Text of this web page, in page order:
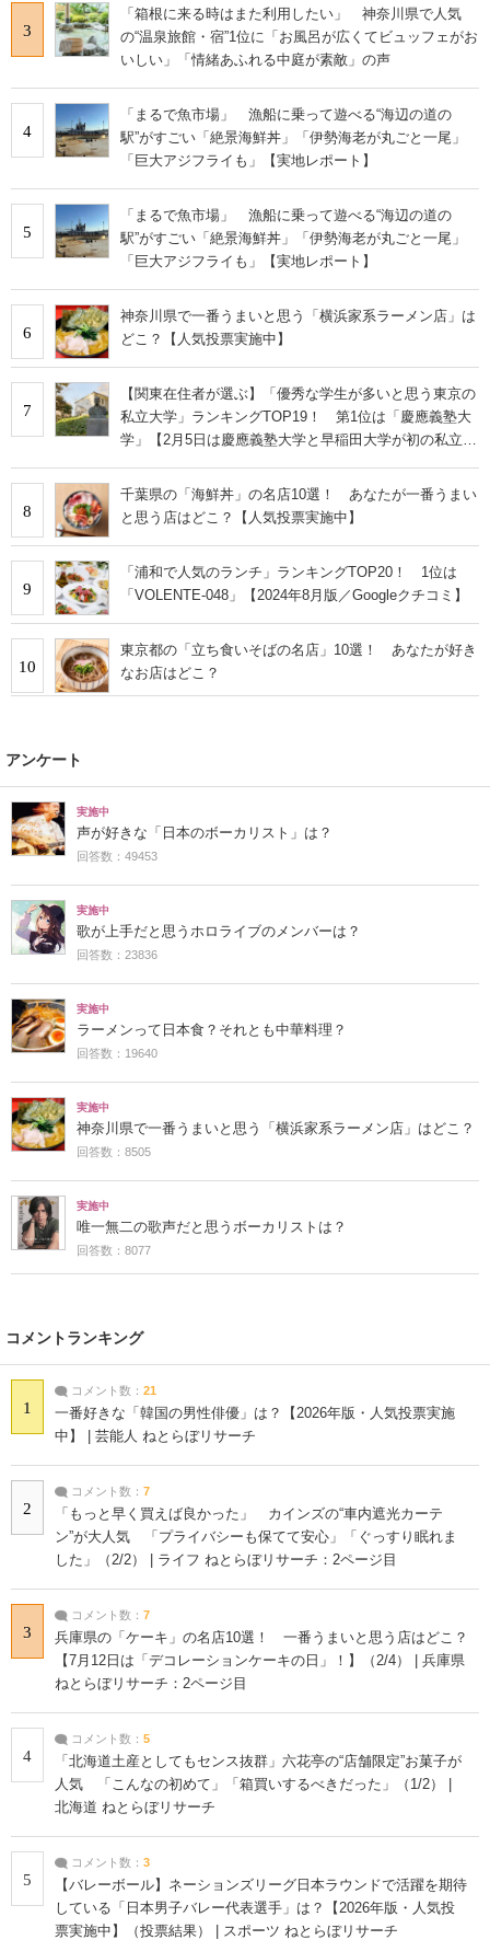
3
「箱根に来る時はまた利用したい」 神奈川県で人気
の“温泉旅館・宿”1位に「お風呂が広くてビュッフェがお
いしい」「情緒あふれる中庭が素敵」の声
4
「まるで魚市場」 漁船に乗って遊べる“海辺の道の
駅”がすごい「絶景海鮮丼」「伊勢海老が丸ごと一尾」
「巨大アジフライも」【実地レポート】
5
「まるで魚市場」 漁船に乗って遊べる“海辺の道の
駅”がすごい「絶景海鮮丼」「伊勢海老が丸ごと一尾」
「巨大アジフライも」【実地レポート】
6
神奈川県で一番うまいと思う「横浜家系ラーメン店」は
どこ？【人気投票実施中】
7
【関東在住者が選ぶ】「優秀な学生が多いと思う東京の
私立大学」ランキングTOP19！ 第1位は「慶應義塾大
学」【2月5日は慶應義塾大学と早稲田大学が初の私立大
8
千葉県の「海鮮丼」の名店10選！ あなたが一番うまい
と思う店はどこ？【人気投票実施中】
9
「浦和で人気のランチ」ランキングTOP20！ 1位は
「VOLENTE-048」【2024年8月版／Googleクチコミ】
10
東京都の「立ち食いそばの名店」10選！ あなたが好き
なお店はどこ？
アンケート
実施中
声が好きな「日本のボーカリスト」は？
回答数：49453
実施中
歌が上手だと思うホロライブのメンバーは？
回答数：23836
実施中
ラーメンって日本食？それとも中華料理？
回答数：19640
実施中
神奈川県で一番うまいと思う「横浜家系ラーメン店」はどこ？
回答数：8505
実施中
唯一無二の歌声だと思うボーカリストは？
回答数：8077
コメントランキング
1
コメント数： 21
一番好きな「韓国の男性俳優」は？【2026年版・人気投票実施
中】 | 芸能人 ねとらぼリサーチ
2
コメント数： 7
「もっと早く買えば良かった」 カインズの“車内遮光カーテ
ン”が大人気 「プライバシーも保てて安心」「ぐっすり眠れま
した」（2/2） | ライフ ねとらぼリサーチ：2ページ目
3
コメント数： 7
兵庫県の「ケーキ」の名店10選！ 一番うまいと思う店はどこ？
【7月12日は「デコレーションケーキの日」！】（2/4） | 兵庫県
ねとらぼリサーチ：2ページ目
4
コメント数： 5
「北海道土産としてもセンス抜群」六花亭の“店舗限定”お菓子が
人気 「こんなの初めて」「箱買いするべきだった」（1/2） |
北海道 ねとらぼリサーチ
5
コメント数： 3
【バレーボール】ネーションズリーグ日本ラウンドで活躍を期待
している「日本男子バレー代表選手」は？【2026年版・人気投
票実施中】（投票結果） | スポーツ ねとらぼリサーチ